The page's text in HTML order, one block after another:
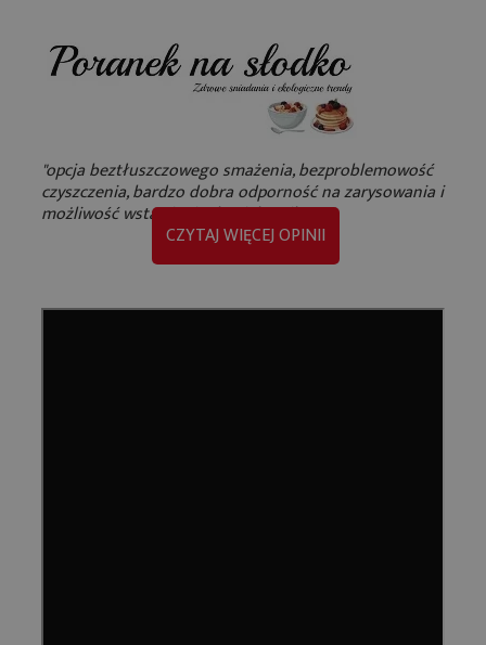
"opcja beztłuszczowego smażenia, bezproblemowość
czyszczenia, bardzo dobra odporność na zarysowania i
możliwość wstawienia do piekarnika"
CZYTAJ WIĘCEJ OPINII